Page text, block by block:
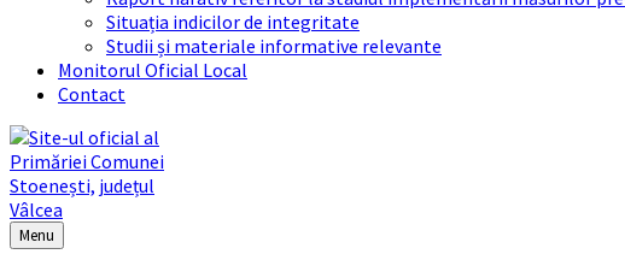
Situația indicilor de integritate
Studii și materiale informative relevante
Monitorul Oficial Local
Contact
Menu